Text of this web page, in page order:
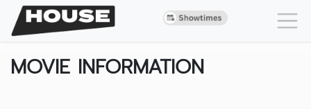
MOVIE INFORMATION